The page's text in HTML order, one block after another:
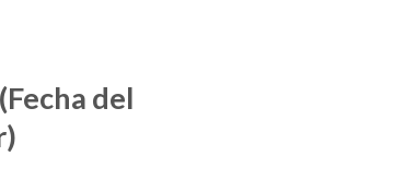
del